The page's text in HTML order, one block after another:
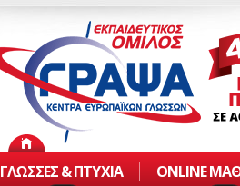
ΓΛΩΣΣΕΣ & ΠΤΥΧΙΑ ONLINE